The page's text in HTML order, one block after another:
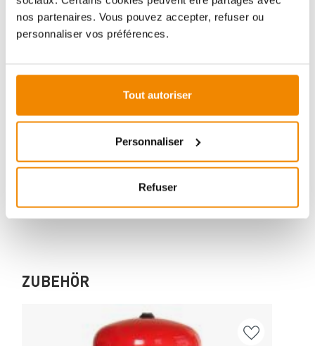
nos partenaires. Vous pouvez accepter, refuser ou
personnaliser vos préférences.
Tout autoriser
Personnaliser
Refuser
thème des poêles-cheminées. Aucune question ne
reste sans réponse, aucun problème n'est irrésolu.
[email protected]
Téléphone :
+33 1 59 58 12 04
ZUBEHÖR